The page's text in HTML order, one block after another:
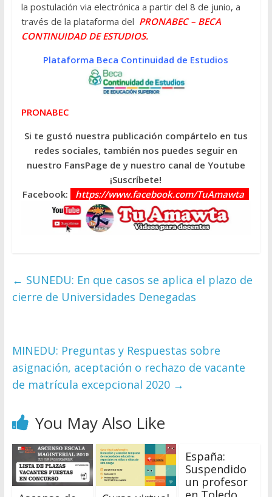
la postulación via electrónica a partir del 8 de junio, a
través de la plataforma del PRONABEC – BECA
CONTINUIDAD DE ESTUDIOS.
Plataforma Beca Continuidad de Estudios
PRONABEC
Si te gustó nuestra publicación compártelo en tus
redes sociales, también nos puedes seguir en
nuestro FansPage de y nuestro canal de Youtube
¡Suscríbete!
Facebook:
https://www.facebook.com/TuAmawta
← SUNEDU: En que casos se aplica el plazo de
cierre de Universidades Denegadas
MINEDU: Preguntas y Respuestas sobre
asignación, aceptación o rechazo de vacante
de matrícula excepcional 2020 →
You May Also Like
España:
Suspendido
un profesor